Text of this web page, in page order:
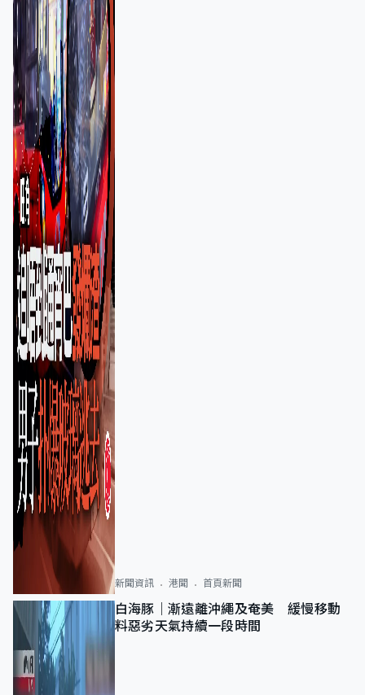
新聞資訊 港聞 首頁新聞
白海豚｜漸遠離沖繩及奄美 緩慢移動
料惡劣天氣持續一段時間